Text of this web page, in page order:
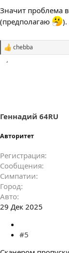
Значит проблема
(предполагаю
).
С
:
chebba
Геннадий 64RU
Авторитет
Регистрация
Сообщения
Симпатии
Город
Авто
29 Дек 2025
#5